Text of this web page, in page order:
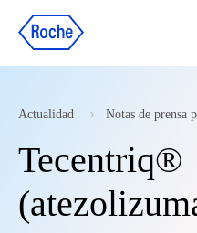
Actualidad Notas de prensa
Tecentriq®